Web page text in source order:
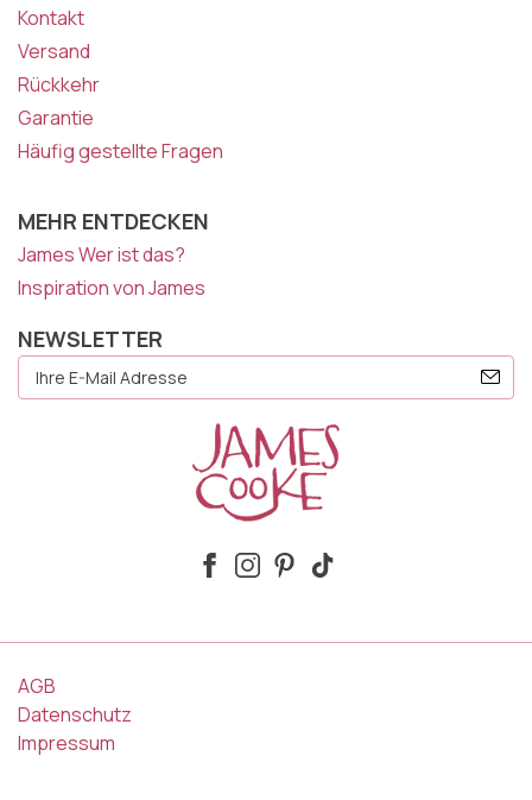
Kontakt
Versand
Rückkehr
Garantie
Häufig gestellte Fragen
MEHR ENTDECKEN
James Wer ist das?
Inspiration von James
NEWSLETTER
Mail
AGB
Datenschutz
Impressum